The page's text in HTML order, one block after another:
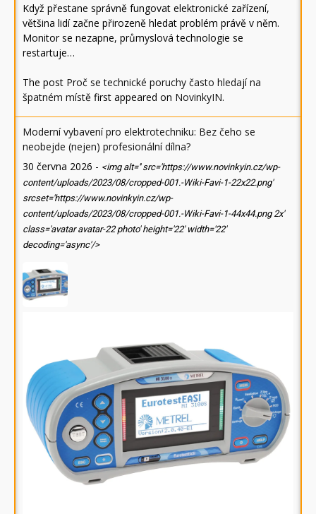
Když přestane správně fungovat elektronické zařízení,
většina lidí začne přirozeně hledat problém právě v něm.
Monitor se nezapne, průmyslová technologie se
restartuje…
The post Proč se technické poruchy často hledají na
špatném místě first appeared on NovinkyIN.
Moderní vybavení pro elektrotechniku: Bez čeho se
neobejde (nejen) profesionální dílna?
30 června 2026 - <img alt='' src='https://www.novinkyin.cz/wp-
content/uploads/2023/08/cropped-001.-Wiki-Favi-1-22x22.png'
srcset='https://www.novinkyin.cz/wp-
content/uploads/2023/08/cropped-001.-Wiki-Favi-1-44x44.png 2x'
class='avatar avatar-22 photo' height='22' width='22'
decoding='async'/>